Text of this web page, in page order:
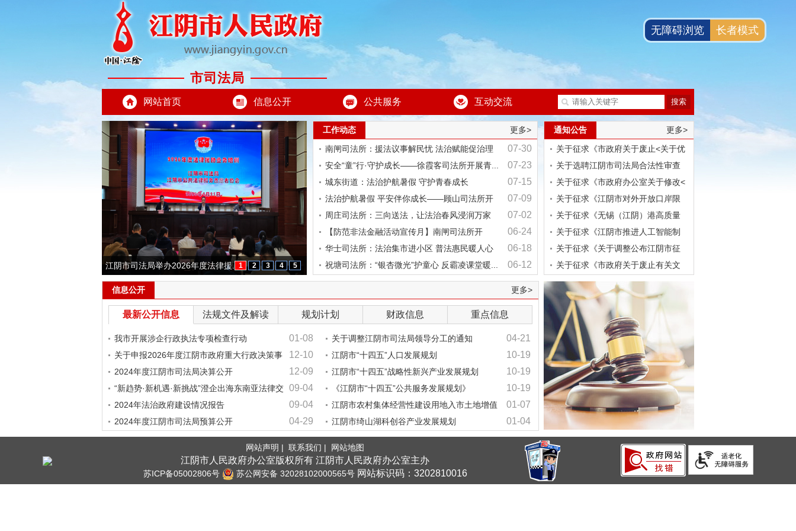
市司法局
网站首页 信息公开 公共服务 互动交流
江阴市司法局举办2026年度法律援... 【回眸2025】江阴司法行政：以法...
以法治为尺 护民生之本 ——江阴...
江阴市司法局召开作风建设推进会...
江阴市司法局举办全市法律援助业... 1 2 3 4 5
工作动态
更多>
南闸司法所：援法议事解民忧 法治赋能促治理
07-30
安全“童”行·守护成长——徐霞客司法所开展青... 07-23
城东街道：法治护航暑假 守护青春成长 07-15
法治护航暑假 平安伴你成长——顾山司法所开
展...
07-09
周庄司法所：三向送法，让法治春风浸润万家 07-02
【防范非法金融活动宣传月】南闸司法所开
展“拒...
06-24
华士司法所：法治集市进小区 普法惠民暖人心 06-18
祝塘司法所：“银杏微光”护童心 反霸凌课堂暖... 06-12
通知公告
更多>
关于征求《市政府关于废止<关于优
化提...
关于选聘江阴市司法局合法性审查
专家库...
关于征求《市政府办公室关于修改<
江阴...
关于征求《江阴市对外开放口岸限
定区域...
关于征求《无锡（江阴）港高质量
发展扶...
关于征求《江阴市推进人工智能制
造产业...
关于征求《关于调整公布江阴市征
地区片...
关于征求《市政府关于废止有关文
件的决...
信息公开
更多>
最新公开信息 法规文件及解读 规划计划 财政信息 重点信息
我市开展涉企行政执法专项检查行动 01-08
关于申报2026年度江阴市政府重大行政决策事
项的通知
12-10
2024年度江阴市司法局决算公开 12-09
“新趋势·新机遇·新挑战”澄企出海东南亚法律交
流会成功
09-04
2024年法治政府建设情况报告 09-04
2024年度江阴市司法局预算公开 04-29
关于调整江阴市司法局领导分工的通知 04-21
江阴市“十四五”人口发展规划 10-19
江阴市“十四五”战略性新兴产业发展规划 10-19
《江阴市“十四五”公共服务发展规划》 10-19
江阴市农村集体经营性建设用地入市土地增值
收益调节金征收
01-07
江阴市绮山湖科创谷产业发展规划 01-04
网站声明 | 联系我们 | 网站地图
江阴市人民政府办公室版权所有 江阴市人民政府办公室主办
苏ICP备05002806号 苏公网安备 32028102000565号网站标识码：3202810016
无障碍浏览 长者模式